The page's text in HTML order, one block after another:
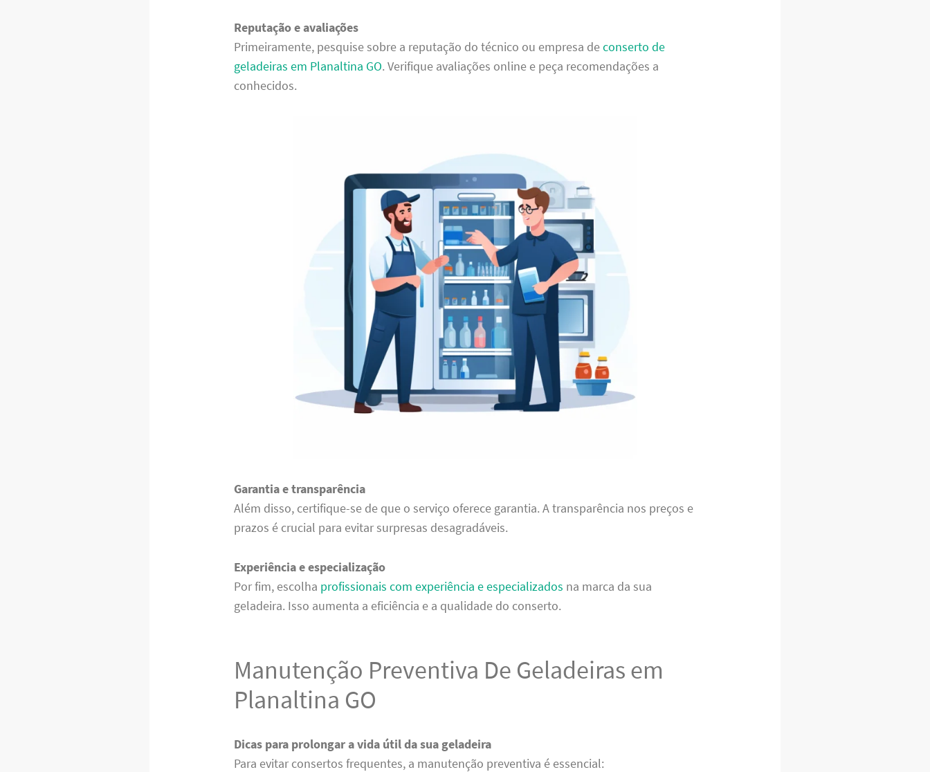
Reputação e avaliações
Primeiramente, pesquise sobre a reputação do técnico ou empresa deconserto de
geladeiras em Planaltina GO. Verifique avaliações online e peça recomendações a
conhecidos.
Garantia e transparência
Além disso, certifique-se de que o serviço oferece garantia. A transparência nos preços e
prazos é crucial para evitar surpresas desagradáveis.
Experiência e especialização
Por fim, escolha profissionais com experiência e especializados na marca da sua
geladeira. Isso aumenta a eficiência e a qualidade do conserto.
Manutenção Preventiva De Geladeiras em
Planaltina GO
Dicas para prolongar a vida útil da sua geladeira
Para evitar consertos frequentes, a manutenção preventiva é essencial: